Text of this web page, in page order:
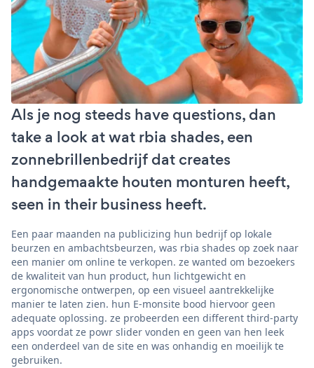
Als je nog steeds have questions, dan
take a look at wat rbia shades, een
zonnebrillenbedrijf dat creates
handgemaakte houten monturen heeft,
seen in their business heeft.
Een paar maanden na publicizing hun bedrijf op lokale
beurzen en ambachtsbeurzen, was rbia shades op zoek naar
een manier om online te verkopen. ze wanted om bezoekers
de kwaliteit van hun product, hun lichtgewicht en
ergonomische ontwerpen, op een visueel aantrekkelijke
manier te laten zien. hun E-monsite bood hiervoor geen
adequate oplossing. ze probeerden een different third-party
apps voordat ze powr slider vonden en geen van hen leek
een onderdeel van de site en was onhandig en moeilijk te
gebruiken.